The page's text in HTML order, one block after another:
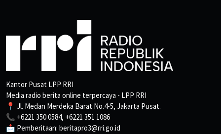
Kantor Pusat LPP RRI
Media radio berita online terpercaya - LPP RRI
📍 Jl. Medan Merdeka Barat No.4-5, Jakarta Pusat.
📞 +6221 350 0584, +6221 351 1086
📩 Pemberitaan: beritapro3@rri.go.id